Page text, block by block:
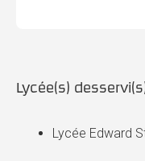
Lycée(s)
Lycée Edward